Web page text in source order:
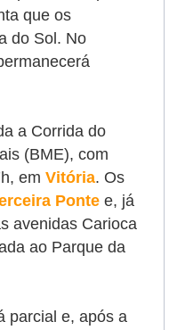
que os
do Sol. No
a Corrida do
(BME), com
em Vitória. Os
Ponte e, já
avenidas Carioca
ao Parque da
parcial e, após a